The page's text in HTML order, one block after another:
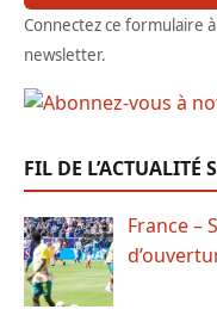
Connectez ce formulaire
newsletter.
FIL DE L’ACTUALITÉ
France –